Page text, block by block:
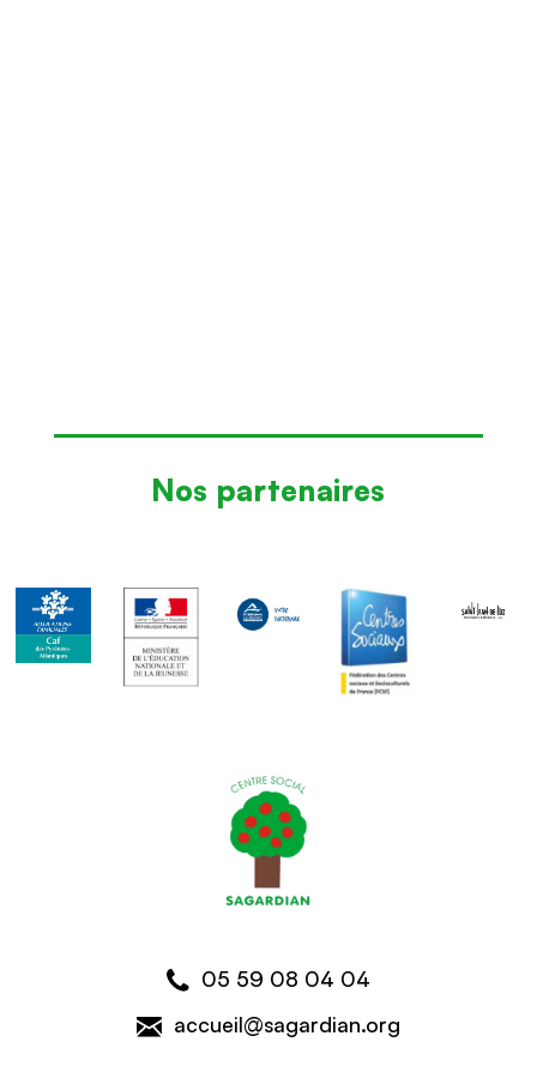
Nos partenaires
05 59 08 04 04
accueil@sagardian.org